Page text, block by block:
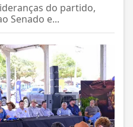
do partido,
Senado e...